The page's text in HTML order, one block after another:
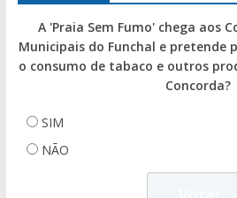
A 'Praia Sem Fumo' chega aos
Municipais do Funchal e pretende
o consumo de tabaco e outros
Concorda?
SIM
NÃO